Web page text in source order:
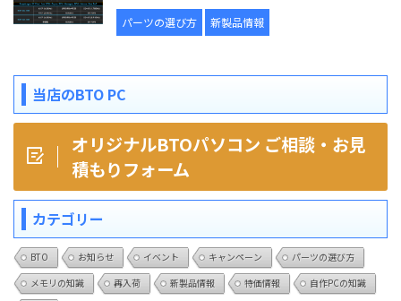
パーツの選び方 新製品情報
当店のBTO PC
オリジナルBTOパソコン ご相談・お見
積もりフォーム
カテゴリー
BTO お知らせ イベント キャンペーン
パーツの選び方
メモリの知識
再入荷 新製品情報 特価情報
自作PCの知識